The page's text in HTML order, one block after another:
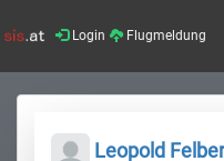
Login Flugmeldung
Leopold